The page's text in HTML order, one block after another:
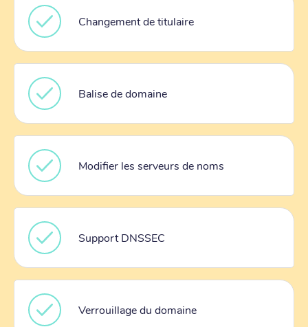
Changement de titulaire
Balise de domaine
Modifier les serveurs de noms
Support DNSSEC
Verrouillage du domaine